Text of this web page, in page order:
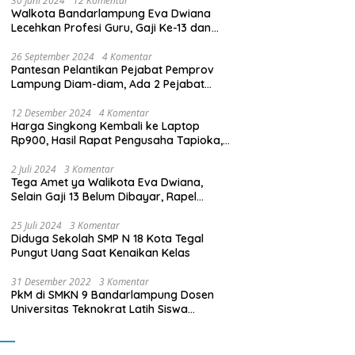
Walkota Bandarlampung Eva Dwiana
Lecehkan Profesi Guru, Gaji Ke-13 dan
26 September 2024 4 Komentar
Pantesan Pelantikan Pejabat Pemprov
Lampung Diam-diam, Ada 2 Pejabat
12 Desember 2024 4 Komentar
Harga Singkong Kembali ke Laptop
Rp900, Hasil Rapat Pengusaha Tapioka,
Lampung
2 Juli 2024 3 Komentar
Tega Amet ya Walikota Eva Dwiana,
Selain Gaji 13 Belum Dibayar, Rapel
Dibayar
25 Juli 2024 3 Komentar
Diduga Sekolah SMP N 18 Kota Tegal
Pungut Uang Saat Kenaikan Kelas
31 Desember 2022 3 Komentar
PkM di SMKN 9 Bandarlampung Dosen
Universitas Teknokrat Latih Siswa